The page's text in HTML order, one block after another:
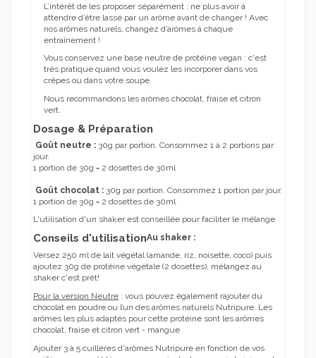
L’intérêt de les proposer séparément : ne plus avoir à
attendre d’être lassé par un arôme avant de changer ! Avec
nos arômes naturels, changez d’arômes à chaque
entraînement !
Vous conservez une base neutre de protéine vegan : c'est
très pratique quand vous voulez les incorporer dans vos
crêpes ou dans votre soupe.
Nous recommandons les arômes chocolat, fraise et citron
vert.
Dosage & Préparation
Goût neutre : 30g par portion. Consommez 1 à 2 portions par
jour.
1 portion de 30g = 2 dosettes de 30ml
Goût chocolat : 30g par portion. Consommez 1 portion par jour.
1 portion de 30g = 2 dosettes de 30ml
L'utilisation d'un shaker est conseillée pour faciliter le mélange
Conseils d'utilisationAu shaker :
Versez 250 ml de lait végétal (amande, riz, noisette, coco) puis
ajoutez 30g de protéine végétale (2 dosettes), mélangez au
shaker c'est prêt!
Pour la version Neutre : vous pouvez également rajouter du
chocolat en poudre ou l’un des arômes naturels Nutripure. Les
arômes les plus adaptés pour cette protéine sont les arômes
chocolat, fraise et citron vert - mangue
Ajouter 3 à 5 cuillères d'arômes Nutripure en fonction de vos